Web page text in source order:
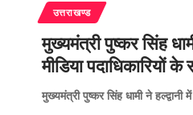
उत्तराखण्ड
मुख्यमंत्री पुष्कर सिंह
मीडिया पदाधिकारियों
मुख्यमंत्री पुष्कर सिंह धामी ने